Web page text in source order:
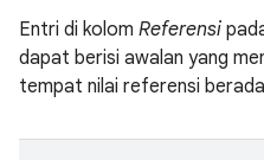
Entri di kolom Referensi
dapat berisi awalan yang
tempat nilai referensi